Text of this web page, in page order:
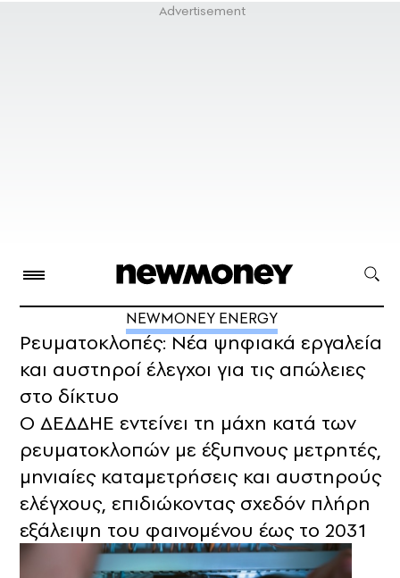
NEWMONEY ENERGY
Ρευματοκλοπές: Νέα ψηφιακά εργαλεία
και αυστηροί έλεγχοι για τις απώλειες
στο δίκτυο
Ο ΔΕΔΔΗΕ εντείνει τη μάχη κατά των
ρευματοκλοπών με έξυπνους μετρητές,
μηνιαίες καταμετρήσεις και αυστηρούς
ελέγχους, επιδιώκοντας σχεδόν πλήρη
εξάλειψη του φαινομένου έως το 2031